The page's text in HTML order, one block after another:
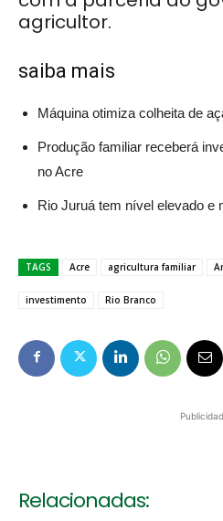
agricultor.
saiba mais
Máquina otimiza colheita de
Produção familiar receberá
no Acre
Rio Juruá tem nível elevado e
TAGS Acre agricultura familiar
investimento Rio Branco
Relacionadas: